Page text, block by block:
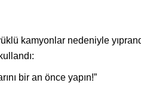
kamyonlar nedeniyle
bir an önce yapın!”